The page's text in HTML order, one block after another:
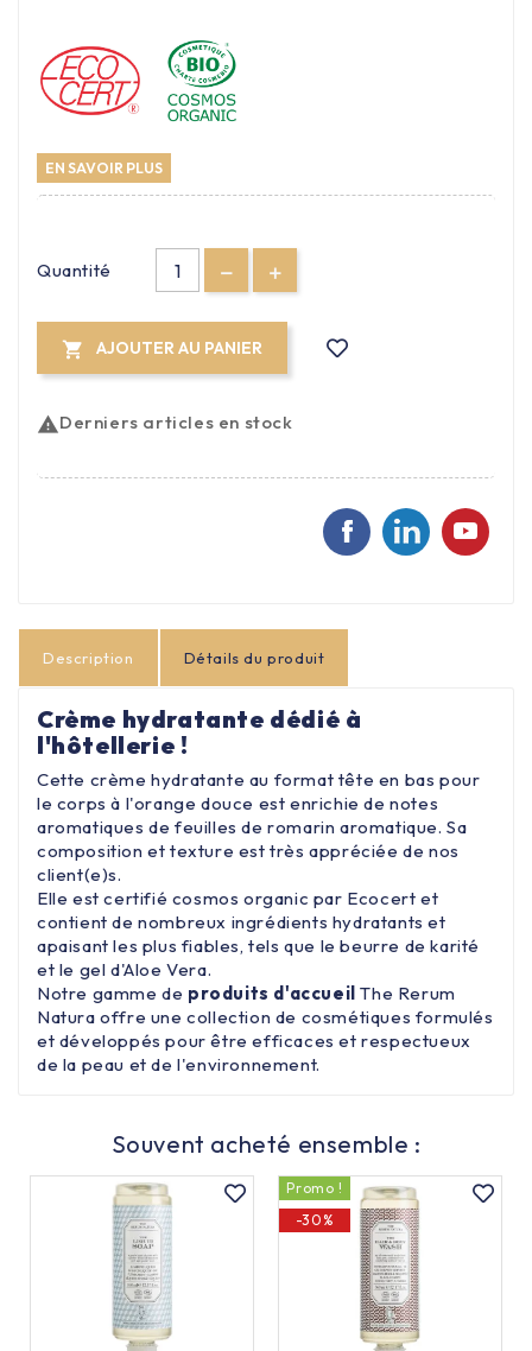
EN SAVOIR PLUS
Quantité
 AJOUTER AU PANIER
Derniers articles en stock
Description Détails du produit
Crème hydratante dédié à
l'hôtellerie !
Cette crème hydratante au format tête en bas pour
le corps à l'orange douce est enrichie de notes
aromatiques de feuilles de romarin aromatique. Sa
composition et texture est très appréciée de nos
client(e)s.
Elle est certifié cosmos organic par Ecocert et
contient de nombreux ingrédients hydratants et
apaisant les plus fiables, tels que le beurre de karité
et le gel d'Aloe Vera.
Notre gamme de produits d'accueil The Rerum
Natura offre une collection de cosmétiques formulés
et développés pour être efficaces et respectueux
de la peau et de l'environnement.
Souvent acheté ensemble :
Promo !
-30%